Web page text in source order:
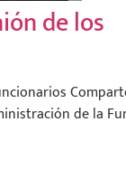
de los
de la